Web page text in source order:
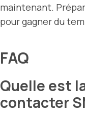
maintenant.
pour gagner du
FAQ
Quelle est
contacter